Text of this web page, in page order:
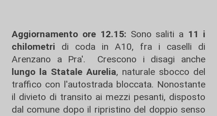
Aggiornamento ore 12.15: Sono saliti a 11 i
chilometri di coda in A10, fra i caselli di
Arenzano a Pra'. Crescono i disagi anche
lungo la Statale Aurelia, naturale sbocco del
traffico con l'autostrada bloccata. Nonostante
il divieto di transito ai mezzi pesanti, disposto
dal comune dopo il ripristino del doppio senso